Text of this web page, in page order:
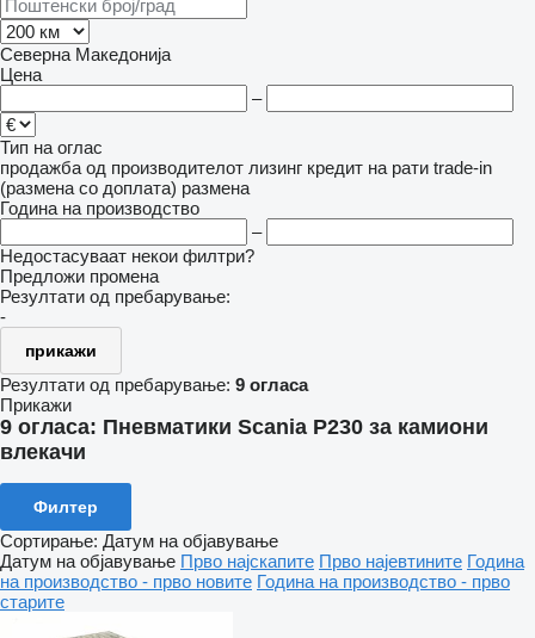
Северна Македонија
Цена
–
Тип на оглас
продажба од производителот лизинг кредит на рати trade-in
(размена со доплата) размена
Година на производство
–
Недостасуваат некои филтри?
Предложи промена
Резултати од пребарување:
-
прикажи
Резултати од пребарување: 9 огласа
Прикажи
9 огласа: Пневматики Scania P230 за камиони
влекачи
Филтер
Сортирање: Датум на објавување
Датум на објавување Прво најскапите Прво најевтините Година
на производство - прво новите Година на производство - прво
старите